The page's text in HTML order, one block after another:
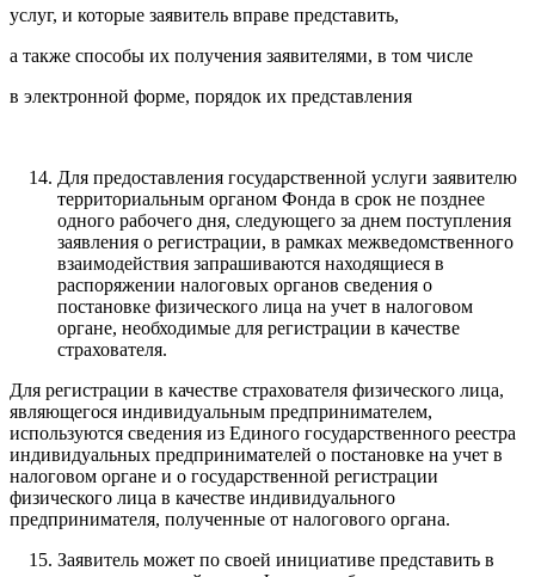
услуг, и которые заявитель вправе представить,
а также способы их получения заявителями, в том числе
в электронной форме, порядок их представления
Для предоставления государственной услуги заявителю
территориальным органом Фонда в срок не позднее
одного рабочего дня, следующего за днем поступления
заявления о регистрации, в рамках межведомственного
взаимодействия запрашиваются находящиеся в
распоряжении налоговых органов сведения о
постановке физического лица на учет в налоговом
органе, необходимые для регистрации в качестве
страхователя.
Для регистрации в качестве страхователя физического лица,
являющегося индивидуальным предпринимателем,
используются сведения из Единого государственного реестра
индивидуальных предпринимателей о постановке на учет в
налоговом органе и о государственной регистрации
физического лица в качестве индивидуального
предпринимателя, полученные от налогового органа.
Заявитель может по своей инициативе представить в